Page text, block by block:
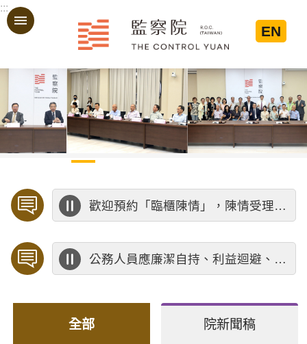
跳到主要內容區塊
:::
EN
歡迎預約「臨櫃陳情」，陳情受理中心將優先排定人員與您接談，釐清案情爭點後收案處理，以節省您的寶貴時間。
公務人員應廉潔自持、利益迴避、依法公正執行公務～考試院公務人員保障暨培訓委員會～
全部 院新聞稿